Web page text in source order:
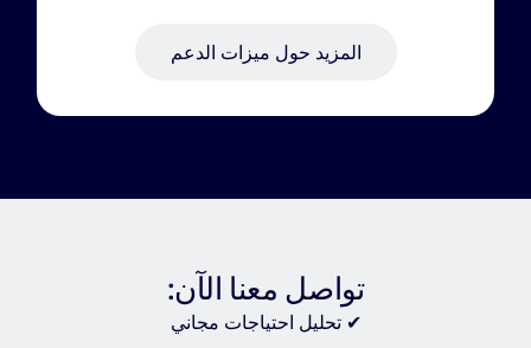
المزيد حول ميزات الدعم
تواصل معنا الآن:
✔ تحليل احتياجات مجاني